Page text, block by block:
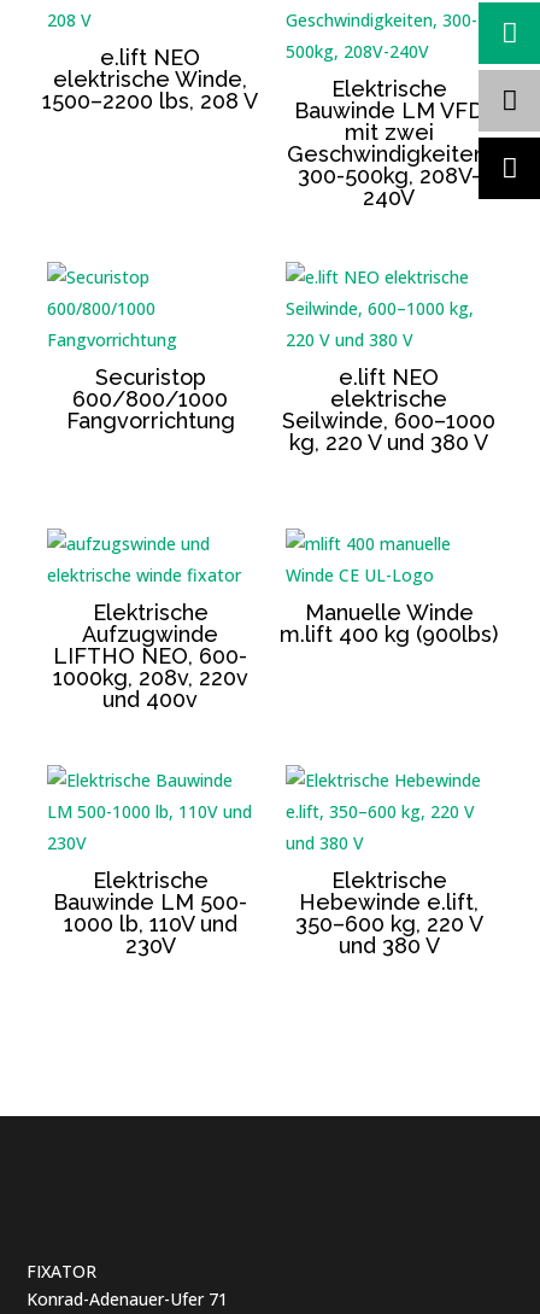
e.lift NEO
elektrische Winde,
1500–2200 lbs, 208 V
Elektrische
Bauwinde LM VFD
mit zwei
Geschwindigkeiten,
300-500kg, 208V-
240V
Securistop
600/800/1000
Fangvorrichtung
e.lift NEO
elektrische
Seilwinde, 600–1000
kg, 220 V und 380 V
Elektrische
Aufzugwinde
LIFTHO NEO, 600-
1000kg, 208v, 220v
und 400v
Manuelle Winde
m.lift 400 kg (900lbs)
Elektrische
Bauwinde LM 500-
1000 lb, 110V und
230V
Elektrische
Hebewinde e.lift,
350–600 kg, 220 V
und 380 V
FIXATOR
Konrad-Adenauer-Ufer 71